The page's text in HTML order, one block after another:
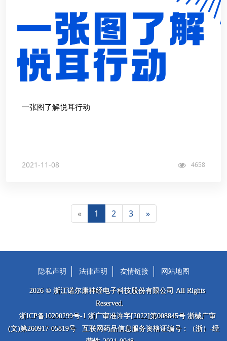
一张图了解悦耳行动
2021-11-08 4658
« 1 2 3 »
隐私声明 法律声明 友情链接 网站地图
2026 © 浙江诺尔康神经电子科技股份有限公司 All Rights
Reserved.
浙ICP备10200299号-1 浙广审准许字[2022]第008845号 浙械广审
(文)第260917-05819号 互联网药品信息服务资格证编号：（浙）-经